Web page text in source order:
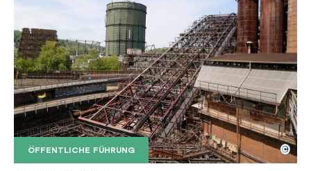
ÖFFENTLICHE FÜHRUNG
Der Erzschrägaufzug der Völklinger Hütte mit
Copyright: Weltkulturerbe Völklinger Hütte | Karl
©